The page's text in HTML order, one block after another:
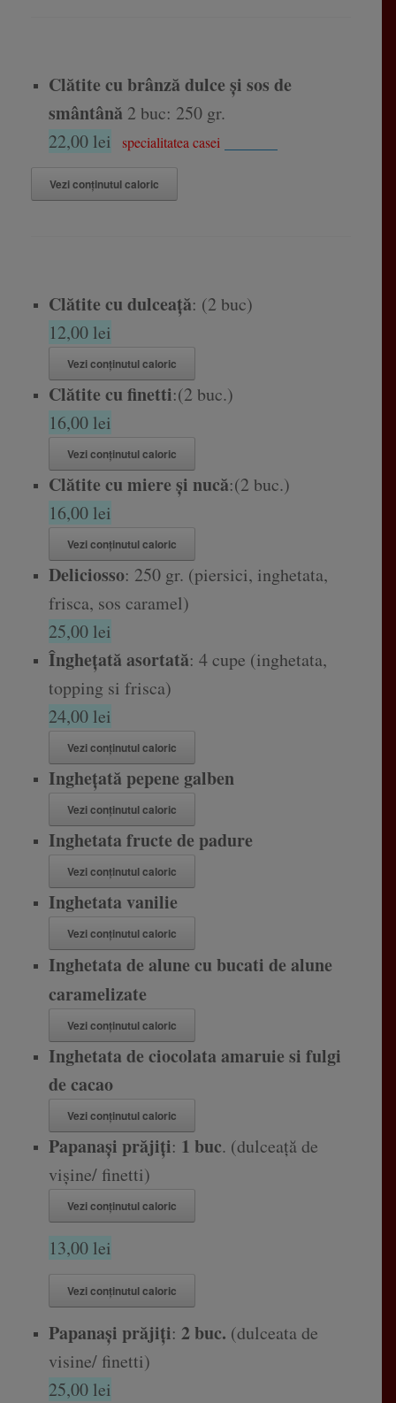
Clătite cu brânză dulce și sos de
smântână 2 buc: 250 gr.
22,00 lei
specialitatea casei
Vezi conținutul caloric
Clătite cu dulceață: (2 buc)
12,00 lei
Vezi conținutul caloric
Clătite cu finetti:(2 buc.)
16,00 lei
Vezi conținutul caloric
Clătite cu miere și nucă:(2 buc.)
16,00 lei
Vezi conținutul caloric
Deliciosso: 250 gr. (piersici, inghetata,
frisca, sos caramel)
25,00 lei
Înghețată asortată: 4 cupe (inghetata,
topping si frisca)
24,00 lei
Vezi conținutul caloric
Inghețată pepene galben
Vezi conținutul caloric
Inghetata fructe de padure
Vezi conținutul caloric
Inghetata vanilie
Vezi conținutul caloric
Inghetata de alune cu bucati de alune
caramelizate
Vezi conținutul caloric
Inghetata de ciocolata amaruie si fulgi
de cacao
Vezi conținutul caloric
Papanași prăjiți: 1 buc. (dulceață de
vișine/ finetti)
Vezi conținutul caloric
13,00 lei
Vezi conținutul caloric
Papanași prăjiți: 2 buc. (dulceata de
visine/ finetti)
25,00 lei